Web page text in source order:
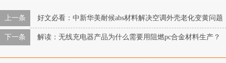
上一条 好文必看：中新华美耐候abs材料解决空调外壳老化变黄问题
下一条 解读：无线充电器产品为什么需要用阻燃pc合金材料生产？